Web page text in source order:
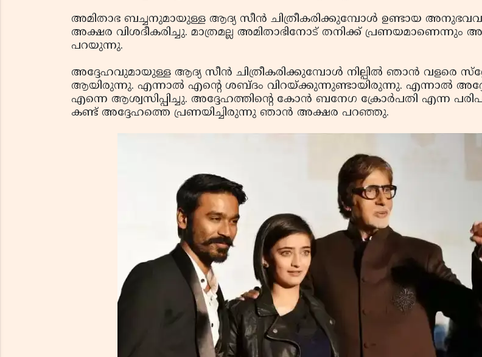
അമിതാഭ ബച്ചനുമായുള്ള ആദ്യ സീന്‍ ചിത്രീകരിക്കുമ്പോള്‍ ഉണ്ടായ
അക്ഷര വിശദീകരിച്ചു. മാത്രമല്ല അമിതാഭിനോട് തനിക്ക് പ്രണയമാണെന്നും
പറയുന്നു.
അദ്ദേഹവുമായുള്ള ആദ്യ സീന്‍ ചിത്രീകരിക്കുമ്പോള്‍ നില്പില്‍ ഞാന്‍ വളരെ
ആയിരുന്നു. എന്നാല്‍ എന്റെ ശബ്ദം വിറയ്ക്കുന്നുണ്ടായിരുന്നു. എന്നാല്‍
എന്നെ ആശ്വസിപ്പിച്ചു. അദ്ദേഹത്തിന്റെ കോന്‍ ബനേഗ ക്രോര്‍പതി എന്ന
കണ്ട് അദ്ദേഹത്തെ പ്രണയിച്ചിരുന്നു ഞാന്‍ അക്ഷര പറഞ്ഞു.